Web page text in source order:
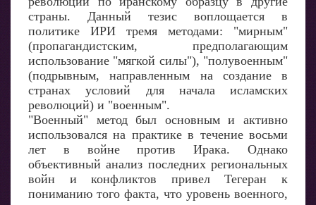
страны. Данный тезис воплощается в
политике ИРИ тремя методами: "мирным"
(пропагандистским, предполагающим
использование "мягкой силы"), "полувоенным"
(подрывным, направленным на создание в
странах условий для начала исламских
революций) и "военным".
"Военный" метод был основным и активно
использовался на практике в течение восьми
лет в войне против Ирака. Однако
объективный анализ последних региональных
войн и конфликтов привел Тегеран к
пониманию того факта, что уровень военного,